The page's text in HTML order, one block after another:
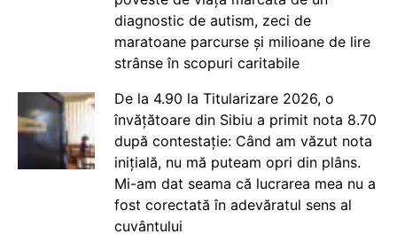
diagnostic de autism, zeci de
maratoane parcurse și milioane de lire
strânse în scopuri caritabile
De la 4.90 la Titularizare 2026, o
învățătoare din Sibiu a primit nota 8.70
după contestație: Când am văzut nota
inițială, nu mă puteam opri din plâns.
Mi-am dat seama că lucrarea mea nu a
fost corectată în adevăratul sens al
cuvântului